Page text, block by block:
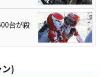
台が殺
)